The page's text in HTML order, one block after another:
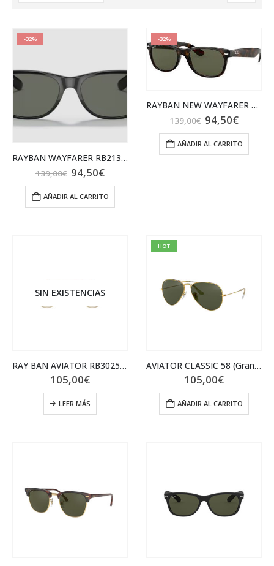
-32%
RAYBAN WAYFARER RB2132 901
139,00€ El
precio
original
era:
139,00€.
94,50€El
actual
es:
94,50€.
AÑADIR AL CARRITO
-32%
RAYBAN NEW WAYFARER RB2132 902
139,00€ El
precio
original
era:
139,00€.
94,50€El
actual
es:
94,50€.
AÑADIR AL CARRITO
SIN EXISTENCIAS
RAY BAN AVIATOR RB3025 001/51 58 (Grande)
105,00€
LEER MÁS
HOT
AVIATOR CLASSIC 58 (Grande)
105,00€
AÑADIR AL CARRITO